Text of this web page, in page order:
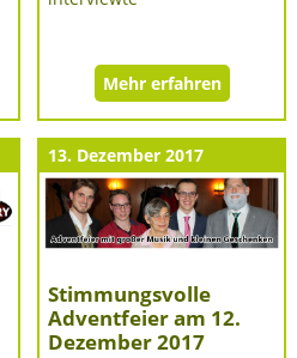
Mehr erfahren
13. Dezember 2017
Stimmungsvolle
Adventfeier am 12.
Dezember 2017